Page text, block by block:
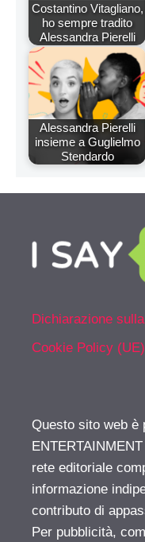
Costantino Vitagliano,
ho sempre tradito
Alessandra Pierelli
Alessandra Pierelli
insieme a Guglielmo
Stendardo
Dichiarazione
Cookie Policy (UE)
Questo sito web è
rete editoriale
informazione
contributo di
Per pubblicità,